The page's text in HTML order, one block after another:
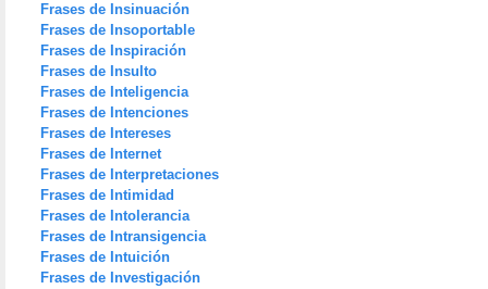
Frases de Insinuación
Frases de Insoportable
Frases de Inspiración
Frases de Insulto
Frases de Inteligencia
Frases de Intenciones
Frases de Intereses
Frases de Internet
Frases de Interpretaciones
Frases de Intimidad
Frases de Intolerancia
Frases de Intransigencia
Frases de Intuición
Frases de Investigación